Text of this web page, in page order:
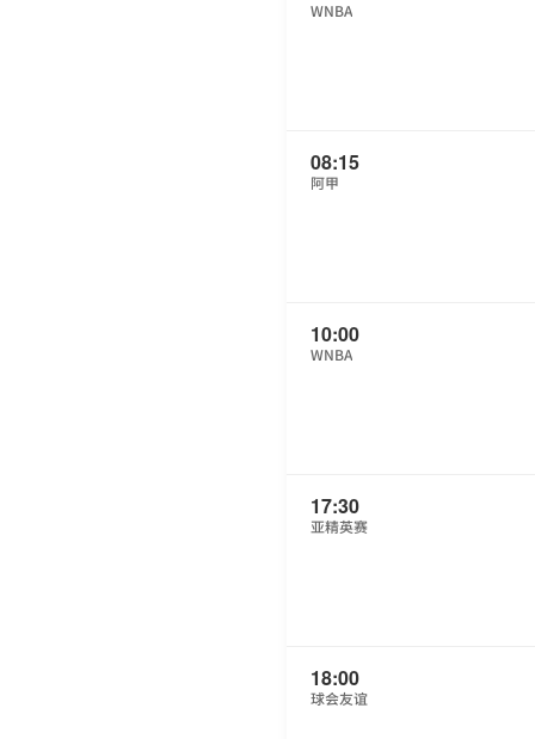
WNBA
08:15
阿甲
10:00
WNBA
17:30
亚精英赛
18:00
球会友谊